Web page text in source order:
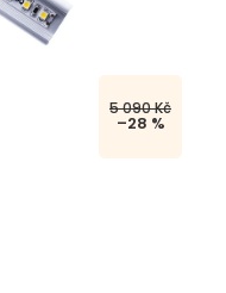
5 090 Kč
–28 %